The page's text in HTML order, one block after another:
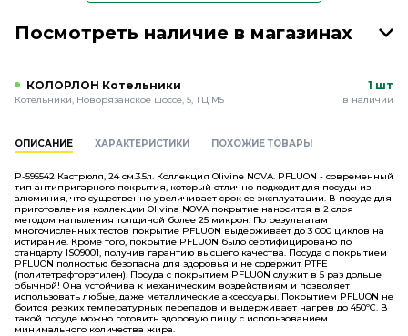
Посмотреть наличие в магазинах
КОЛОРЛОН Котельники
Котельники, Новорязанское шоссе, 5, ТЦ М5
1 шт
в наличии
ОПИСАНИЕ ХАРАКТЕРИСТИКИ ПОХОЖИЕ ТОВАРЫ
P-595542 Кастрюля, 24 см.3.5л. Коллекция Olivine NOVA. PFLUON - современный
тип антипригарного покрытия, который отлично подходит для посуды из
алюминия, что существенно увеличивает срок ее эксплуатации. В посуде для
приготовления коллекции Olivina NOVA покрытие наносится в 2 слоя
методом напыления толщиной более 25 микрон. По результатам
многочисленных тестов покрытие PFLUON выдерживает до 3 000 циклов на
истирание. Кроме того, покрытие PFLUON было сертифицировано по
стандарту ISO9001, получив гарантию высшего качества. Посуда с покрытием
PFLUON полностью безопасна для здоровья и не содержит PTFE
(политетрафторэтилен). Посуда с покрытием PFLUON служит в 5 раз дольше
обычной! Она устойчива к механическим воздействиям и позволяет
использовать любые, даже металлические аксессуары. Покрытием PFLUON не
боится резких температурных перепадов и выдерживает нагрев до 450ºС. В
такой посуде можно готовить здоровую пищу с использованием
минимального количества жира.